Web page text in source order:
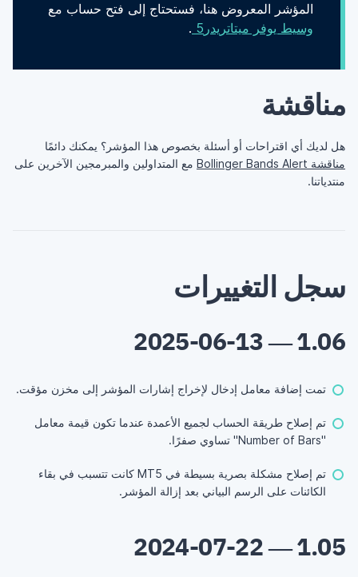
المؤشر المعروض هنا، فستحتاج إلى فتح حساب مع
وسيط يوفر ميتاتريدر5
.
مناقشة
هل لديك أي اقتراحات أو أسئلة بخصوص هذا المؤشر؟ يمكنك دائمًا
مناقشة Bollinger Bands Alert
مع المتداولين والمبرمجين الآخرين على
منتدياتنا.
سجل التغييرات
1.06 — 2025-06-13
تمت إضافة معامل إدخال لإخراج إشارات المؤشر إلى مخزن مؤقت.
تم إصلاح طريقة الحساب لجميع الأعمدة عندما تكون قيمة معامل
"Number of Bars" تساوي صفرًا.
تم إصلاح مشكلة بصرية بسيطة في MT5 كانت تتسبب في بقاء
الكائنات على الرسم البياني بعد إزالة المؤشر.
1.05 — 2024-07-22